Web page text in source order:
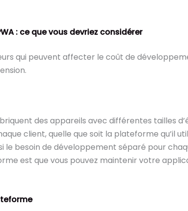
: ce que vous devriez considérer
qui peuvent affecter le coût de
des appareils avec différentes tailles
client, quelle que soit la plateforme qu’il
le besoin de développement séparé pour
est que vous pouvez maintenir votre